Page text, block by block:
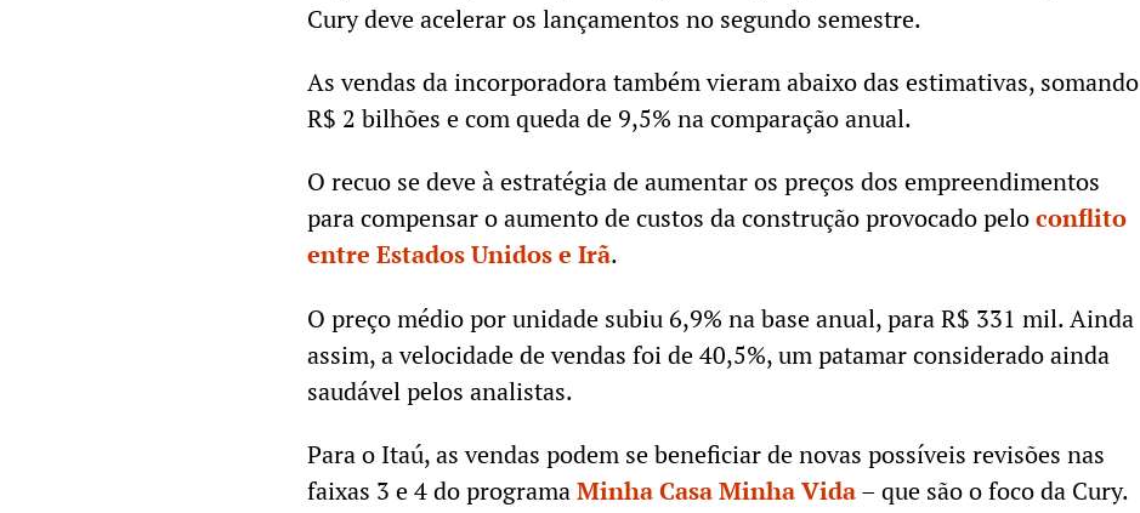
Cury deve acelerar os lançamentos no segundo semestre.
As vendas da incorporadora também vieram abaixo das estimativas, somando
R$ 2 bilhões e com queda de 9,5% na comparação anual.
O recuo se deve à estratégia de aumentar os preços dos empreendimentos
para compensar o aumento de custos da construção provocado peloconflito
entre Estados Unidos e Irã.
O preço médio por unidade subiu 6,9% na base anual, para R$ 331 mil. Ainda
assim, a velocidade de vendas foi de 40,5%, um patamar considerado ainda
saudável pelos analistas.
Para o Itaú, as vendas podem se beneficiar de novas possíveis revisões nas
faixas 3 e 4 do programaMinha Casa Minha Vida– que são o foco da Cury.